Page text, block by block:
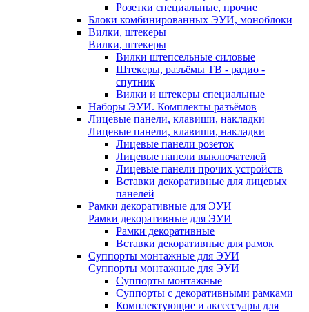
Розетки специальные, прочие
Блоки комбинированных ЭУИ, моноблоки
Вилки, штекеры
Вилки, штекеры
Вилки штепсельные силовые
Штекеры, разъёмы ТВ - радио -
спутник
Вилки и штекеры специальные
Наборы ЭУИ. Комплекты разъёмов
Лицевые панели, клавиши, накладки
Лицевые панели, клавиши, накладки
Лицевые панели розеток
Лицевые панели выключателей
Лицевые панели прочих устройств
Вставки декоративные для лицевых
панелей
Рамки декоративные для ЭУИ
Рамки декоративные для ЭУИ
Рамки декоративные
Вставки декоративные для рамок
Суппорты монтажные для ЭУИ
Суппорты монтажные для ЭУИ
Суппорты монтажные
Суппорты с декоративными рамками
Комплектующие и аксессуары для